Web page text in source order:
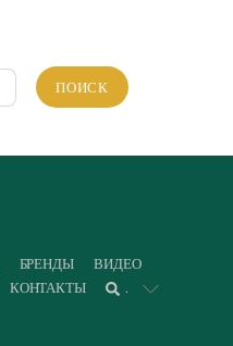
ПОИСК
БРЕНДЫ
ВИДЕО
КОНТАКТЫ .